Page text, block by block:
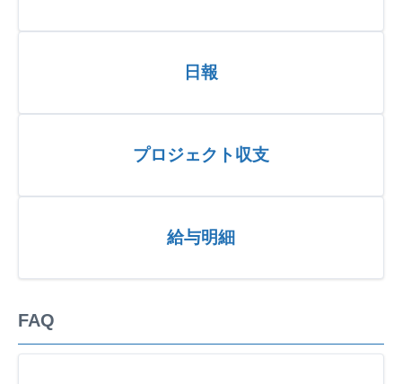
日報
プロジェクト収支
給与明細
FAQ